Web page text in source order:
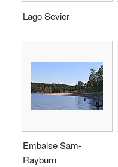
Lago Sevier
Embalse Sam-
Rayburn